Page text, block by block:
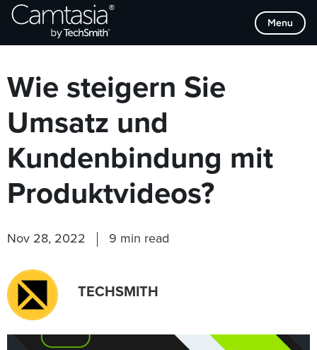
Direkt
zum
Menu
Browse Categories
Wie steigern Sie
Umsatz und
Kundenbindung mit
Produktvideos?
Nov 28, 2022 9 min read
TECHSMITH